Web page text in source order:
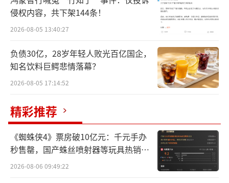
旧标准相比，新出台标准对婴配粉中的蛋白
质、脂肪、碳水化合物、微量元素以及可选成
分等部分提出更严要求。
新国标促使企业对旗下产品配方进行改
良、升级。与此同时，“婴配粉新国标”的出
台可以使具有研发实力的奶粉企业在行业竞争
中占据主动权。
截至目前，飞鹤、澳优、君乐宝、惠氏、
美赞臣等头部品牌均已推出新国标产品。
侵权内容，共下架144条！
2026-08-05 13:40:27
负债30亿，28岁年轻人败光百亿国企，
知名饮料巨鳄悲情落幕？
2026-08-05 17:14:52
精彩推荐
《蜘蛛侠4》票房破10亿元：千元手办
秒售罄，国产蛛丝喷射器等玩具热销海
外
2026-08-06 09:49:22